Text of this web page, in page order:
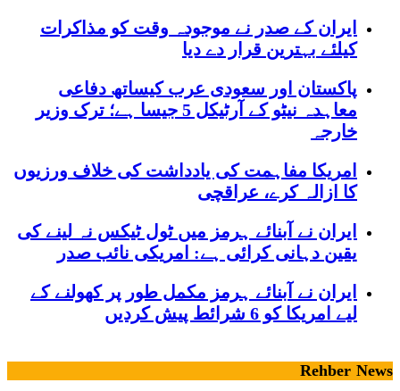
ایران کے صدر نے موجودہ وقت کو مذاکرات
کیلئے بہترین قرار دے دیا
پاکستان اور سعودی عرب کیساتھ دفاعی
معاہدہ نیٹو کے آرٹیکل 5 جیسا ہے؛ ترک وزیر
خارجہ
امریکا مفاہمت کی یادداشت کی خلاف ورزیوں
کا ازالہ کرے، عراقچی
ایران نے آبنائے ہرمز میں ٹول ٹیکس نہ لینے کی
یقین دہانی کرائی ہے: امریکی نائب صدر
ایران نے آبنائے ہرمز مکمل طور پر کھولنے کے
لیے امریکا کو 6 شرائط پیش کردیں
Rehber News